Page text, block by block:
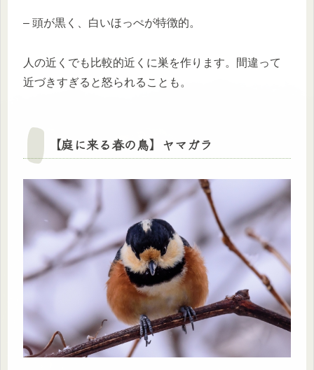
– 頭が黒く、白いほっぺが特徴的。
人の近くでも比較的近くに巣を作ります。間違って
近づきすぎると怒られることも。
【庭に来る春の鳥】 ヤマガラ